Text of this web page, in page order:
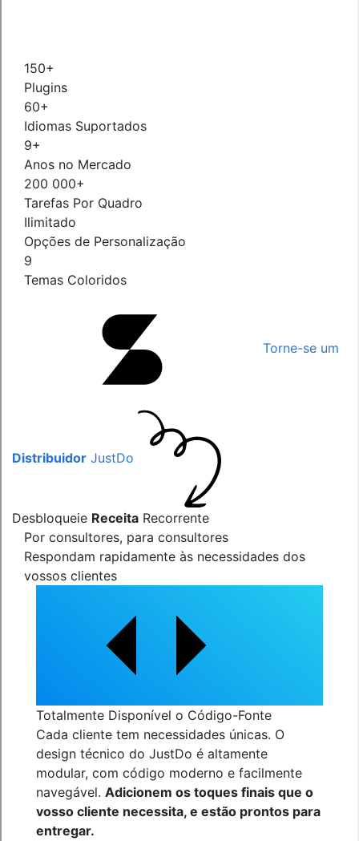
150+
Plugins
60+
Idiomas Suportados
9+
Anos no Mercado
200 000+
Tarefas Por Quadro
Ilimitado
Opções de Personalização
9
Temas Coloridos
Torne-se um
Distribuidor JustDo
Desbloqueie Receita Recorrente
Por consultores, para consultores
Respondam rapidamente às necessidades dos
vossos clientes
Totalmente Disponível o Código-Fonte
Cada cliente tem necessidades únicas. O
design técnico do JustDo é altamente
modular, com código moderno e facilmente
navegável. Adicionem os toques finais que o
vosso cliente necessita, e estão prontos para
entregar.